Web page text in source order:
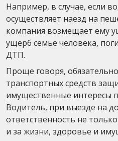
Например, в случае, если
осуществляет наезд на
компания возмещает ему
ущерб семье человека,
ДТП.
Проще говоря,
транспортных средств
имущественные интересы
Водитель, при выезде на
ответственность не
и за жизни, здоровье и